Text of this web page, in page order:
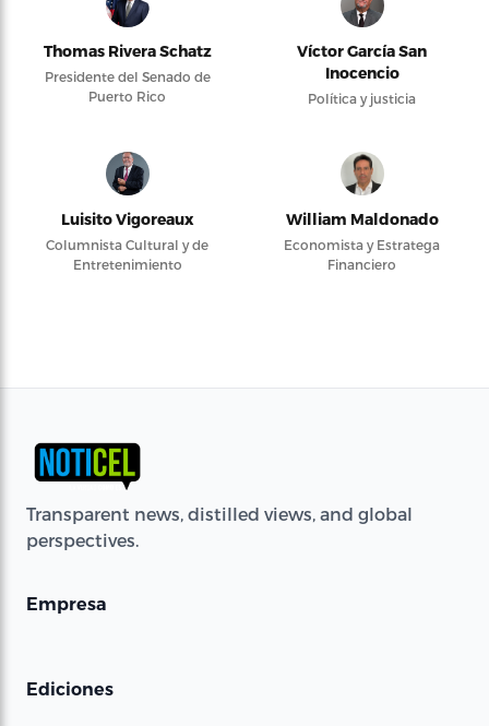
Thomas Rivera Schatz
Presidente del Senado de
Puerto Rico
Víctor García San
Inocencio
Política y justicia
Luisito Vigoreaux
Columnista Cultural y de
Entretenimiento
William Maldonado
Economista y Estratega
Financiero
Transparent news, distilled views, and global
perspectives.
Empresa
Ediciones